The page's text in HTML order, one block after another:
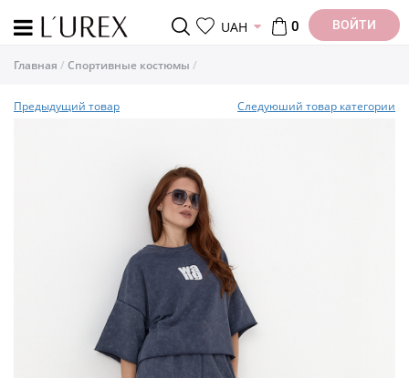
UAH 0 ВОЙТИ
Главная Спортивные костюмы
Предыдущий товар Следуюший товар категории